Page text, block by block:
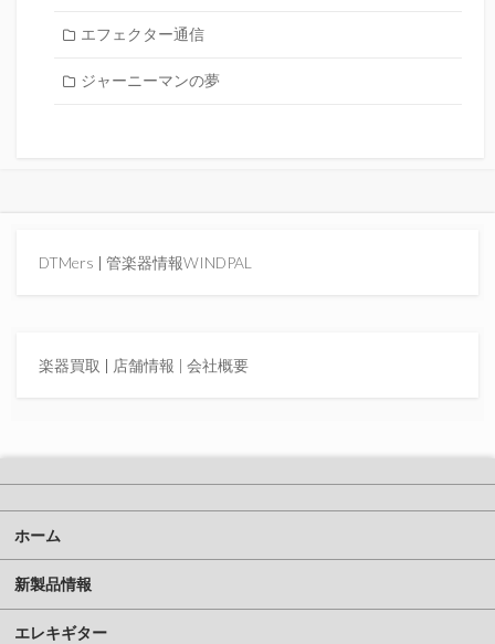
エフェクター通信
ジャーニーマンの夢
DTMers | 管楽器情報WINDPAL
楽器買取 | 店舗情報 | 会社概要
ホーム
新製品情報
エレキギター